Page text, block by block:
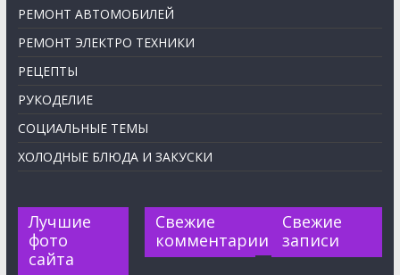
РЕМОНТ АВТОМОБИЛЕЙ
РЕМОНТ ЭЛЕКТРО ТЕХНИКИ
РЕЦЕПТЫ
РУКОДЕЛИЕ
СОЦИАЛЬНЫЕ ТЕМЫ
ХОЛОДНЫЕ БЛЮДА И ЗАКУСКИ
Лучшие
фото
сайта
Свежие
комментарии
Свежие
записи